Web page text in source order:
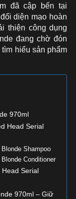
đã cập bến tại
diện mạo hoàn
thiện công dụng
đang chờ đón
hiểu sản phẩm
970ml
Head Serial
Shampoo
Conditioner
Serial
970ml – Giữ